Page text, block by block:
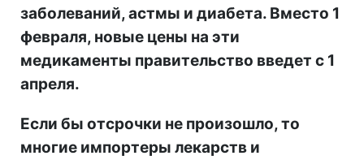
заболеваний, астмы и диабета. Вместо 1
февраля, новые цены на эти
медикаменты правительство введет с 1
апреля.
Если бы отсрочки не произошло, то
многие импортеры лекарств и